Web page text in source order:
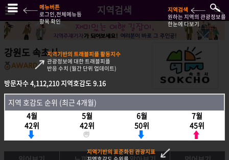
지역검색
강원도 속초시
방문자수4,112,210지역호감도9.16
지역호감도 순위 (최근 4개월)
4월
42위
5월
42위
6월
50위
7월
45위
방문자수4,112,210지역호감도9.16
지역 호감도 순위 (최근 4개월)
4월
42위
5월
42위
6월
50위
7월
45위
메뉴버튼
로그인,전체메뉴등
항목 확인
지역검색
원하는 지역의 관광정보를
한눈에 다보기
지역기반의 트래블피플 활동지수
관광정보에 대한 트래블피플
반응 수치 (월간 단위 업데이트)
지역기반의 표준화된 관광지표